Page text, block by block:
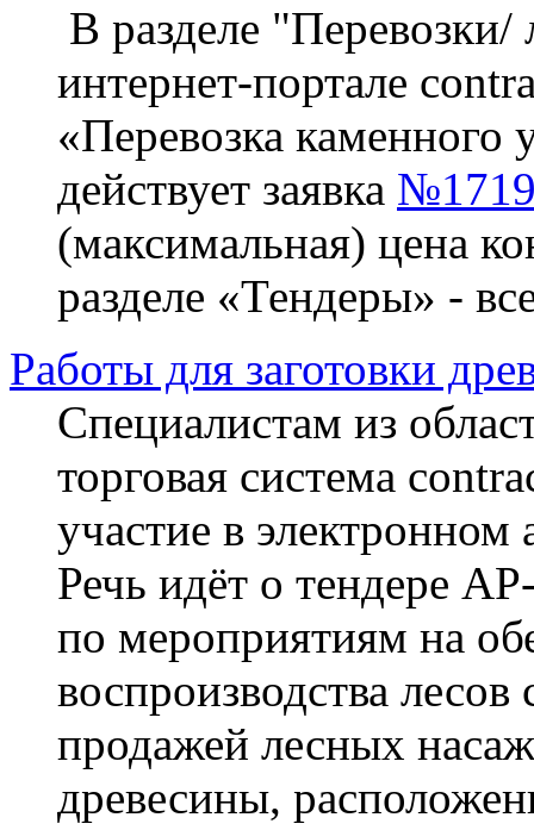
В разделе
интернет-портале
«Перевозка каменного
действует заявка
(максимальная) цена
разделе «Тендеры» -
Работы для заготовки
Специалистам из
торговая система
участие в
Речь идёт о тендере
по мероприятиям на
воспроизводства
продажей лесных
древесины,